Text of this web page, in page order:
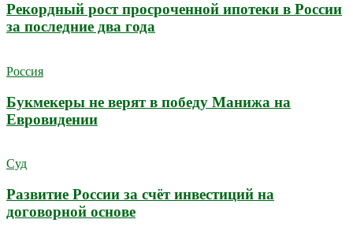
Рекордный рост просроченной ипотеки в России
за последние два года
Россия
Букмекеры не верят в победу Манижа на
Евровидении
Суд
Развитие России за счёт инвестиций на
договорной основе